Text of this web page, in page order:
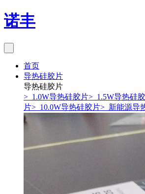
诺丰
首页
导热硅胶片
导热硅胶片
> 1.0W导热硅胶片> 1.5W导热硅
片> 10.0W导热硅胶片> 新能源导